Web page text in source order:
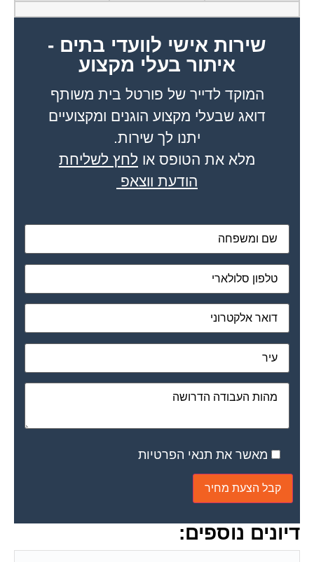
שירות אישי לוועדי בתים -
איתור בעלי מקצוע
המוקד לדייר של פורטל בית משותף
דואג שבעלי מקצוע הוגנים ומקצועיים
יתנו לך שירות.
מלא את הטופס או לחץ לשליחת
הודעת ווצאפ
מאשר את תנאי הפרטיות
דיונים נוספים: